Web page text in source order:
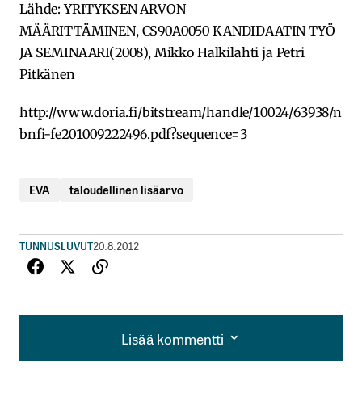
Lähde: YRITYKSEN ARVON
MÄÄRITTÄMINEN, CS90A0050 KANDIDAATIN TYÖ
JA SEMINAARI(2008), Mikko Halkilahti ja Petri
Pitkänen
http://www.doria.fi/bitstream/handle/10024/63938/n
bnfi-fe201009222496.pdf?sequence=3
EVA taloudellinen lisäarvo
TUNNUSLUVUT20.8.2012
Lisää kommentti
Lisää kommentti